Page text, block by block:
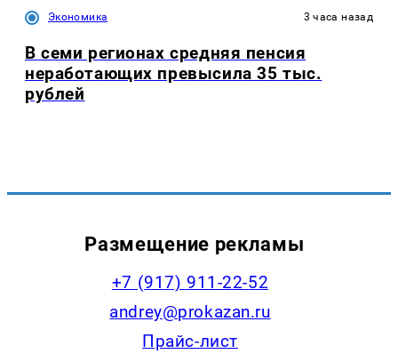
Экономика 3 часа назад
В семи регионах средняя пенсия
неработающих превысила 35 тыс.
рублей
Размещение рекламы
+7 (917) 911-22-52
andrey@prokazan.ru
Прайс-лист